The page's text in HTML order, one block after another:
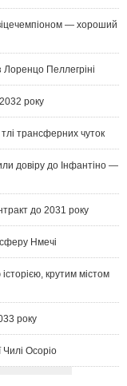
— хороший
Пеллегріні
року
трансферних чуток
довіру до Інфантіно —
до 2031 року
Нмечі
крутим містом
року
Чилі Осоріо